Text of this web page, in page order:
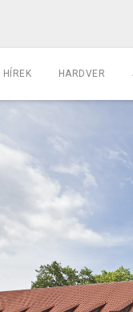
HÍREK HARDVER